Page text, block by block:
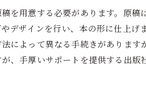
を用意する必要があります。原
デザインを行い、本の形に仕上げ
によって異なる手続きがありま
、手厚いサポートを提供する出版